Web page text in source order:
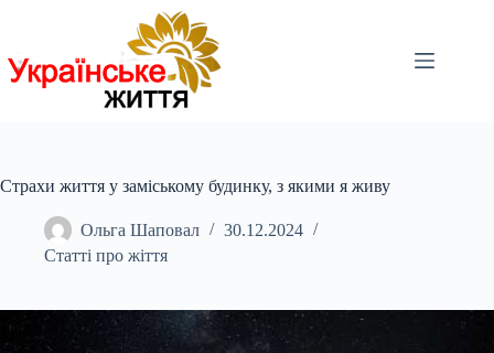
Страхи життя у заміському будинку, з якими я живу
Ольга Шаповал
30.12.2024
Статті про жіття